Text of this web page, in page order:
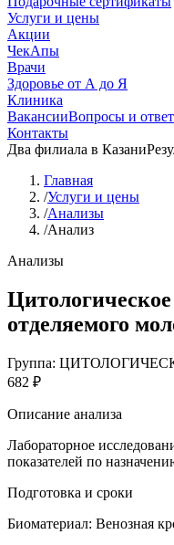
Услуги и цены
Акции
ЧекАпы
Врачи
Здоровье от А до Я
Клиника
ВакансииВопросы и
Контакты
Два филиала в Казани
Главная
/Услуги и цены
/Анализы
/Анализ
Анализы
отделяемого
Группа:
682 ₽
Описание анализа
Лабораторное
показателей по
Подготовка и сроки
Биоматериал: Венозная